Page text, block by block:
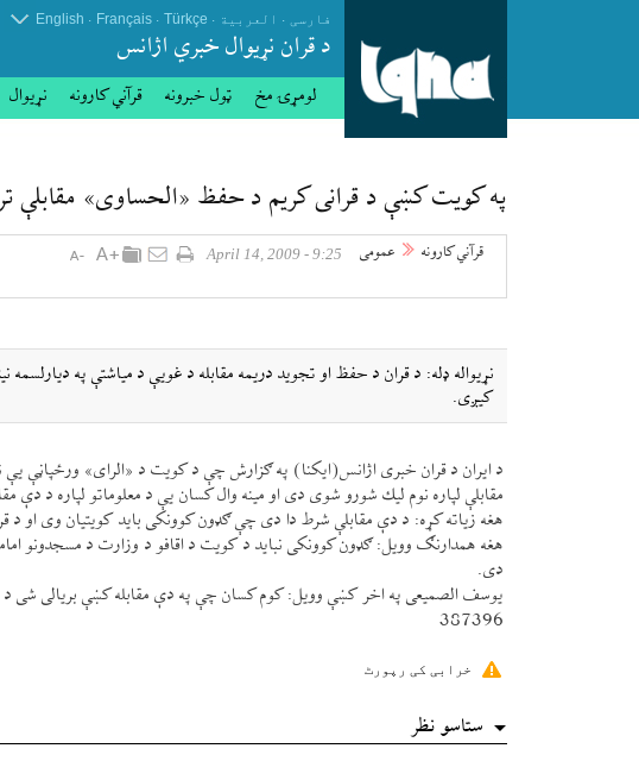
فارسی . العربیة .
Türkçe
.
Français
.
English
د قران نړيوال خبري اژانس
لومړۍ مخ ټول خبرونه قرآني کارونه نړيوال
په كويت كښې د قرانی كريم د حفظ «الحساوی» مقابلې
قرآني کارونه عمومی 9:25 - April 14, 2009
نړيواله ډله: د قران د حفظ او تجويد دريمه مقابله د غویې د مياشتې په
كیږی.
د ايران د قران خبری اژانس(ايكنا) په ګزارش چې د كويت د «الرای» ورځپاڼې
مقابلې لپاره نوم ليك شورو شوی دی او مينه وال كسان یې د معلوماتو لپاره د دې
هغه زياته كړه: د دې مقابلې شرط دا دی چې ګډون كوونكی بايد كويتيان وی او
هغه همدارنګ وويل: ګډون كوونكی نبايد د كويت د اقافو د وزارت د مسجدونو
دی.
يوسف الصميعی په اخر كښې وويل: كوم كسان چې په دې مقابله كښې بريالی شی د
387396
خرابی کی رپورٹ
ستاسو نظر